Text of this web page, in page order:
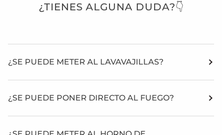
¿TIENES ALGUNA DUDA?👇
¿SE PUEDE METER AL LAVAVAJILLAS?
¿SE PUEDE PONER DIRECTO AL FUEGO?